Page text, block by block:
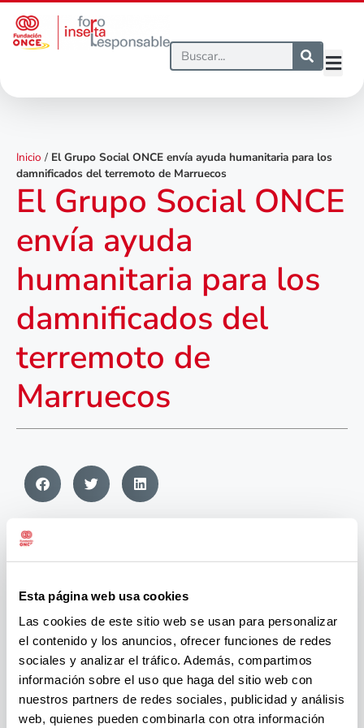
Esta página web usa cookies
Las cookies de este sitio web se usan para personalizar
el contenido y los anuncios, ofrecer funciones de redes
sociales y analizar el tráfico. Además, compartimos
información sobre el uso que haga del sitio web con
nuestros partners de redes sociales, publicidad y análisis
web, quienes pueden combinarla con otra información
Inicio / El Grupo Social ONCE envía ayuda humanitaria para los
damnificados del terremoto de Marruecos
El Grupo Social ONCE
envía ayuda
humanitaria para los
damnificados del
terremoto de
Marruecos